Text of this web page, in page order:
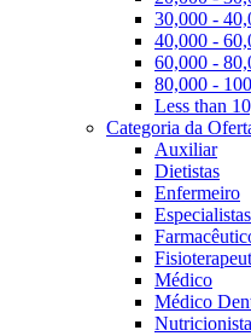
30,000 -
40,000 -
60,000 -
80,000 -
Less than
Categoria da
Auxiliar
Dietistas
Enfermeiro
Médico
Médico
Nutricionista